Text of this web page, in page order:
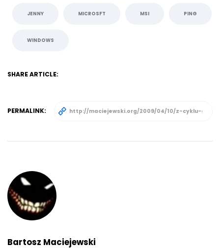
JENNY MICROSFT MSI PING
WINDOWS
SHARE ARTICLE:
PERMALINK:
Bartosz Maciejewski